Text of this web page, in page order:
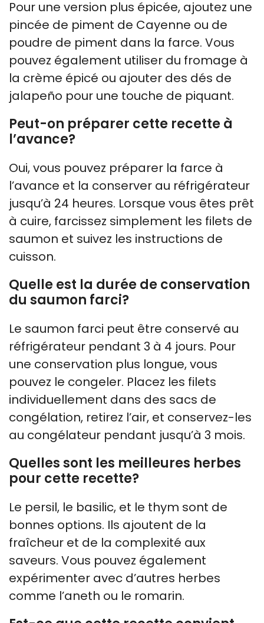
Pour une version plus épicée, ajoutez une
pincée de piment de Cayenne ou de
poudre de piment dans la farce. Vous
pouvez également utiliser du fromage à
la crème épicé ou ajouter des dés de
jalapeño pour une touche de piquant.
Peut-on préparer cette recette à
l’avance?
Oui, vous pouvez préparer la farce à
l’avance et la conserver au réfrigérateur
jusqu’à 24 heures. Lorsque vous êtes prêt
à cuire, farcissez simplement les filets de
saumon et suivez les instructions de
cuisson.
Quelle est la durée de conservation
du saumon farci?
Le saumon farci peut être conservé au
réfrigérateur pendant 3 à 4 jours. Pour
une conservation plus longue, vous
pouvez le congeler. Placez les filets
individuellement dans des sacs de
congélation, retirez l’air, et conservez-les
au congélateur pendant jusqu’à 3 mois.
Quelles sont les meilleures herbes
pour cette recette?
Le persil, le basilic, et le thym sont de
bonnes options. Ils ajoutent de la
fraîcheur et de la complexité aux
saveurs. Vous pouvez également
expérimenter avec d’autres herbes
comme l’aneth ou le romarin.